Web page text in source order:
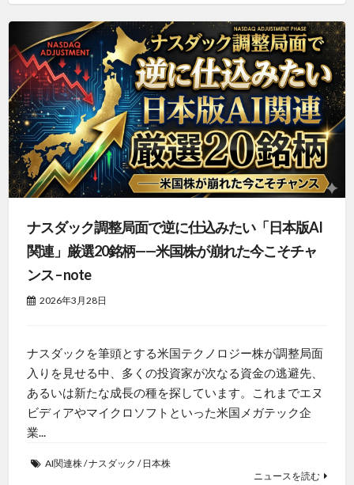
ナスダック調整局面で逆に仕込みたい「日本版AI
関連」厳選20銘柄——米国株が崩れた今こそチャ
ンス – note
2026年3月28日
ナスダックを筆頭とする米国テクノロジー株が調整局面
入りを見せる中、多くの投資家が次なる資金の逃避先、
あるいは新たな成長の種を探しています。これまでエヌ
ビディアやマイクロソフトといった米国メガテック企
業...
AI関連株/ナスダック / 日本株
ニュースを読む